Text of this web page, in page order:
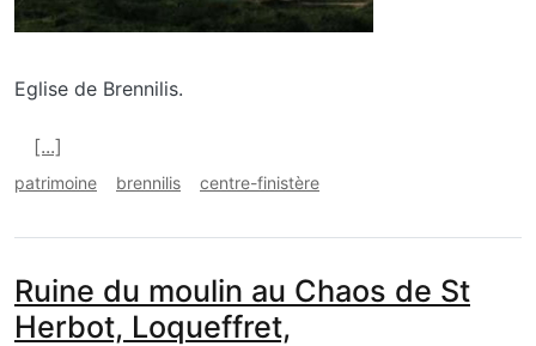
Eglise de Brennilis.
[...]
patrimoine brennilis centre-finistère
Ruine du moulin au Chaos de St
Herbot, Loqueffret,